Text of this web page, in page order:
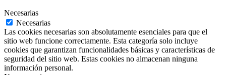
Necesarias
Necesarias
Las cookies necesarias son absolutamente esenciales para que el
sitio web funcione correctamente. Esta categoría solo incluye
cookies que garantizan funcionalidades básicas y características de
seguridad del sitio web. Estas cookies no almacenan ninguna
información personal.